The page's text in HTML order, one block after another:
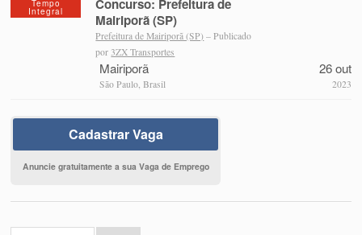
Tempo
Integral
Concurso: Prefeitura de
Mairiporã (SP)
Prefeitura de Mairiporã (SP) – Publicado
por 3ZX Transportes
Mairiporã
São Paulo, Brasil
26 out
2023
Cadastrar Vaga
Anuncie gratuitamente a sua Vaga de Emprego